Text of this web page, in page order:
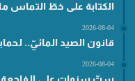
الكتابة على خطّ التماس
2026-08-04
قانون الصيد المائيّ..
2026-08-04